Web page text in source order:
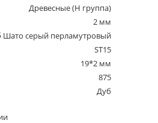
Древесные (Н группа)
2 мм
Шато серый перламутровый
ST15
19*2 мм
875
Дуб